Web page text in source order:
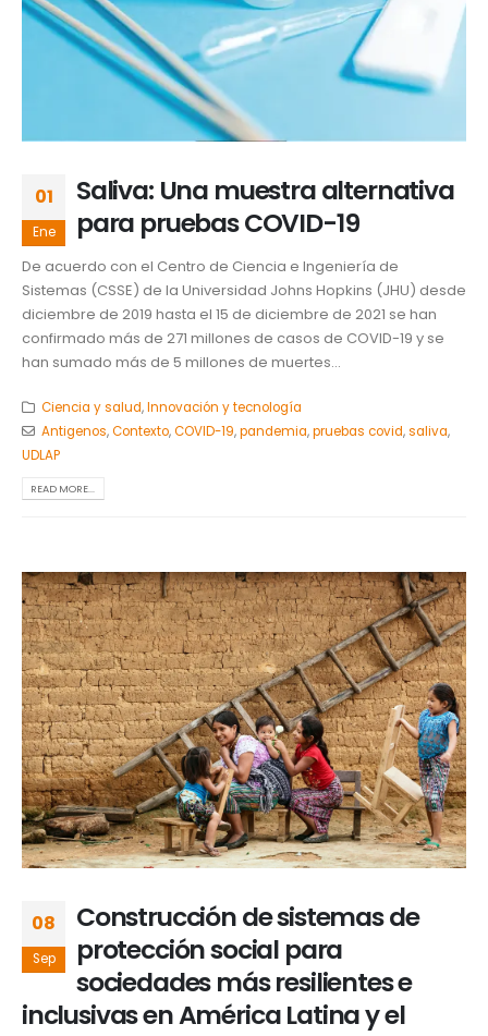
01
Ene
Saliva: Una muestra alternativa
para pruebas COVID-19
De acuerdo con el Centro de Ciencia e Ingeniería de
Sistemas (CSSE) de la Universidad Johns Hopkins (JHU) desde
diciembre de 2019 hasta el 15 de diciembre de 2021 se han
confirmado más de 271 millones de casos de COVID-19 y se
han sumado más de 5 millones de muertes...
Ciencia y salud,Innovación y tecnología
Antigenos,Contexto,COVID-19,pandemia,pruebas covid,saliva,
UDLAP
READ MORE...
08
Sep
Construcción de sistemas de
protección social para
sociedades más resilientes e
inclusivas en América Latina y el